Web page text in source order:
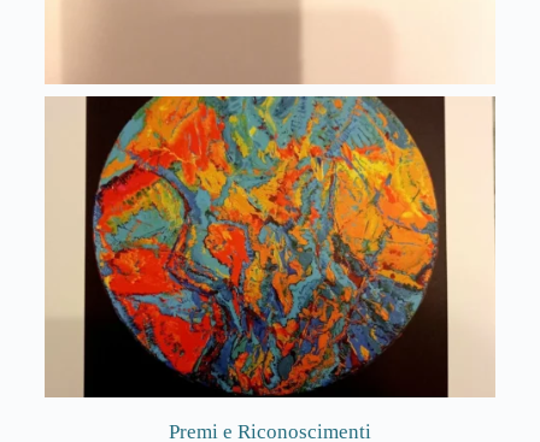
Premi e Riconoscimenti